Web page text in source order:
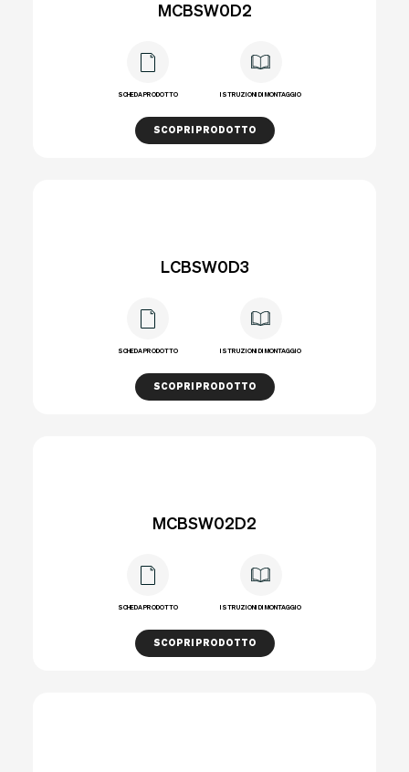
MCBSW0D2
SCHEDA PRODOTTO ISTRUZIONI DI MONTAGGIO
SCOPRI PRODOTTO
LCBSW0D3
SCHEDA PRODOTTO ISTRUZIONI DI MONTAGGIO
SCOPRI PRODOTTO
MCBSW02D2
SCHEDA PRODOTTO ISTRUZIONI DI MONTAGGIO
SCOPRI PRODOTTO